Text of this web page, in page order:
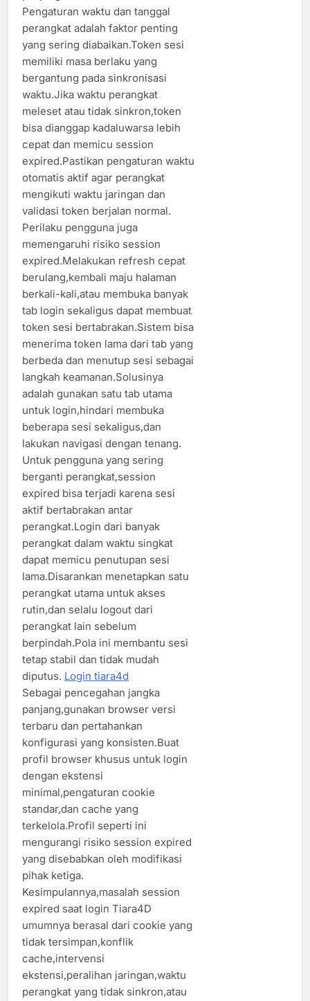
Pengaturan waktu dan tanggal
perangkat adalah faktor penting
yang sering diabaikan.Token sesi
memiliki masa berlaku yang
bergantung pada sinkronisasi
waktu.Jika waktu perangkat
meleset atau tidak sinkron,token
bisa dianggap kadaluwarsa lebih
cepat dan memicu session
expired.Pastikan pengaturan waktu
otomatis aktif agar perangkat
mengikuti waktu jaringan dan
validasi token berjalan normal.
Perilaku pengguna juga
memengaruhi risiko session
expired.Melakukan refresh cepat
berulang,kembali maju halaman
berkali-kali,atau membuka banyak
tab login sekaligus dapat membuat
token sesi bertabrakan.Sistem bisa
menerima token lama dari tab yang
berbeda dan menutup sesi sebagai
langkah keamanan.Solusinya
adalah gunakan satu tab utama
untuk login,hindari membuka
beberapa sesi sekaligus,dan
lakukan navigasi dengan tenang.
Untuk pengguna yang sering
berganti perangkat,session
expired bisa terjadi karena sesi
aktif bertabrakan antar
perangkat.Login dari banyak
perangkat dalam waktu singkat
dapat memicu penutupan sesi
lama.Disarankan menetapkan satu
perangkat utama untuk akses
rutin,dan selalu logout dari
perangkat lain sebelum
berpindah.Pola ini membantu sesi
tetap stabil dan tidak mudah
diputus. Login tiara4d
Sebagai pencegahan jangka
panjang,gunakan browser versi
terbaru dan pertahankan
konfigurasi yang konsisten.Buat
profil browser khusus untuk login
dengan ekstensi
minimal,pengaturan cookie
standar,dan cache yang
terkelola.Profil seperti ini
mengurangi risiko session expired
yang disebabkan oleh modifikasi
pihak ketiga.
Kesimpulannya,masalah session
expired saat login Tiara4D
umumnya berasal dari cookie yang
tidak tersimpan,konflik
cache,intervensi
ekstensi,peralihan jaringan,waktu
perangkat yang tidak sinkron,atau